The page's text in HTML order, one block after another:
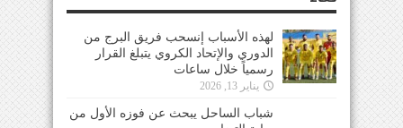
لهذه الأسباب إنسحب فريق البرج من
الدوري والإتحاد الكروي يتبلغ القرار
رسمياً خلال ساعات
يناير 13, 2026
شباب الساحل يبحث عن فوزه الأول من